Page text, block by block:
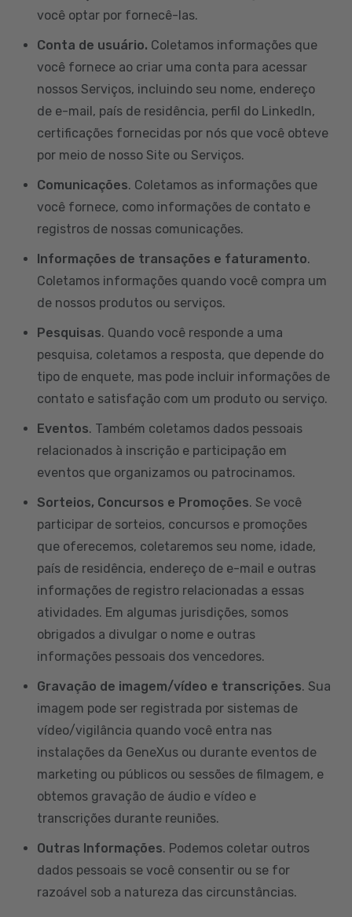
você optar por fornecê-las.
Conta de usuário. Coletamos informações que
você fornece ao criar uma conta para acessar
nossos Serviços, incluindo seu nome, endereço
de e-mail, país de residência, perfil do LinkedIn,
certificações fornecidas por nós que você obteve
por meio de nosso Site ou Serviços.
Comunicações. Coletamos as informações que
você fornece, como informações de contato e
registros de nossas comunicações.
Informações de transações e faturamento.
Coletamos informações quando você compra um
de nossos produtos ou serviços.
Pesquisas. Quando você responde a uma
pesquisa, coletamos a resposta, que depende do
tipo de enquete, mas pode incluir informações de
contato e satisfação com um produto ou serviço.
Eventos. Também coletamos dados pessoais
relacionados à inscrição e participação em
eventos que organizamos ou patrocinamos.
Sorteios, Concursos e Promoções. Se você
participar de sorteios, concursos e promoções
que oferecemos, coletaremos seu nome, idade,
país de residência, endereço de e-mail e outras
informações de registro relacionadas a essas
atividades. Em algumas jurisdições, somos
obrigados a divulgar o nome e outras
informações pessoais dos vencedores.
Gravação de imagem/vídeo e transcrições. Sua
imagem pode ser registrada por sistemas de
vídeo/vigilância quando você entra nas
instalações da GeneXus ou durante eventos de
marketing ou públicos ou sessões de filmagem, e
obtemos gravação de áudio e vídeo e
transcrições durante reuniões.
Outras Informações. Podemos coletar outros
dados pessoais se você consentir ou se for
razoável sob a natureza das circunstâncias.